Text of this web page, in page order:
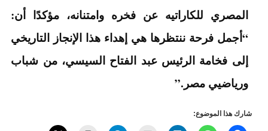
المصري للكاراتيه عن فخره وامتنانه، مؤكدًا أن:
“أجمل فرحة ننتظرها هي إهداء هذا الإنجاز التاريخي
إلى فخامة الرئيس عبد الفتاح السيسي، من شباب
ورياضيي مصر.”
شارك هذا الموضوع: